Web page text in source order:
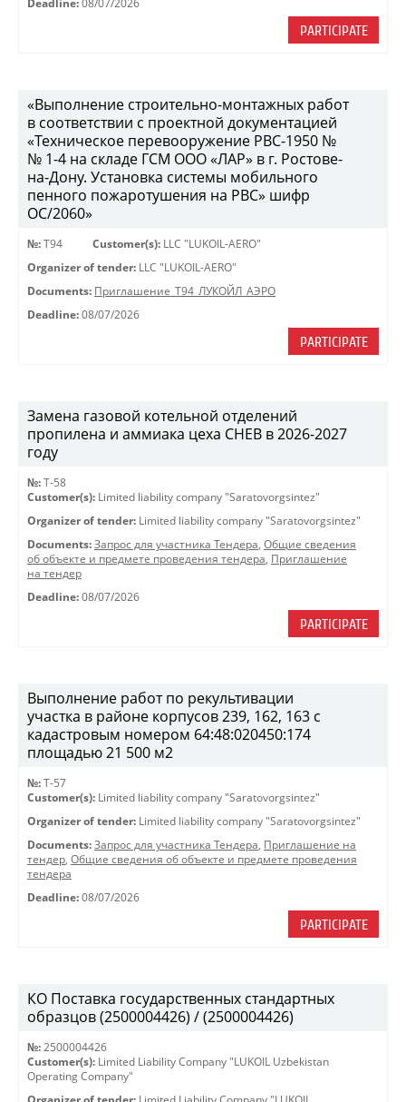
Deadline: 08/07/2026
PARTICIPATE
«Выполнение строительно-монтажных работ
в соответствии с проектной документацией
«Техническое перевооружение РВС-1950 №
№ 1-4 на складе ГСМ ООО «ЛАР» в г. Ростове-
на-Дону. Установка системы мобильного
пенного пожаротушения на РВС» шифр
ОС/2060»
№: Т94 Customer(s): LLC "LUKOIL-AERO"
Organizer of tender: LLC "LUKOIL-AERO"
Documents: Приглашение_Т94_ЛУКОЙЛ_АЭРО
Deadline: 08/07/2026
PARTICIPATE
Замена газовой котельной отделений
пропилена и аммиака цеха СНЕВ в 2026-2027
году
№: Т-58
Customer(s): Limited liability company "Saratovorgsintez"
Organizer of tender: Limited liability company "Saratovorgsintez"
Documents: Запрос для участника Тендера, Общие сведения
об объекте и предмете проведения тендера, Приглашение
на тендер
Deadline: 08/07/2026
PARTICIPATE
Выполнение работ по рекультивации
участка в районе корпусов 239, 162, 163 с
кадастровым номером 64:48:020450:174
площадью 21 500 м2
№: T-57
Customer(s): Limited liability company "Saratovorgsintez"
Organizer of tender: Limited liability company "Saratovorgsintez"
Documents: Запрос для участника Тендера, Приглашение на
тендер, Общие сведения об объекте и предмете проведения
тендера
Deadline: 08/07/2026
PARTICIPATE
КО Поставка государственных стандартных
образцов (2500004426) / (2500004426)
№: 2500004426
Customer(s): Limited Liability Company "LUKOIL Uzbekistan
Operating Company"